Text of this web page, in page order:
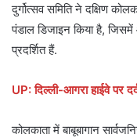
दुर्गोत्सव समिति ने दक्षिण
पंडाल डिजाइन किया है,
प्रदर्शित हैं.
UP: दिल्ली-आगरा हाईवे पर
कोलकाता में बाबूबागान